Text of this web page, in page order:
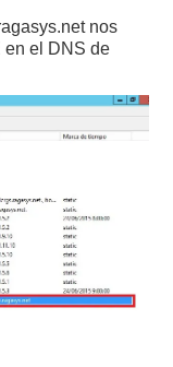
nos
en el DNS de